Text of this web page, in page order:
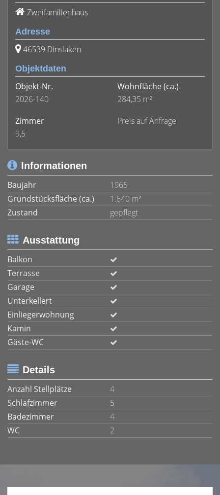
Zweifamilienhaus
Adresse
46539 Dinslaken
Objektdaten
Objekt-Nr.
2026-140
Wohnfläche (ca.)
284,35 m²
Zimmer
9,5
Preis auf Anfrage
Informationen
Baujahr
1965
Grundstücksfläche (ca.)
1.640 m²
Zustand
gepflegt
Ausstattung
Balkon
Terrasse
Garage
Unterkellert
Einliegerwohnung
Kamin
Gäste-WC
Details
Anzahl Stellplätze
4
Schlafzimmer
5
Badezimmer
4
WC
2